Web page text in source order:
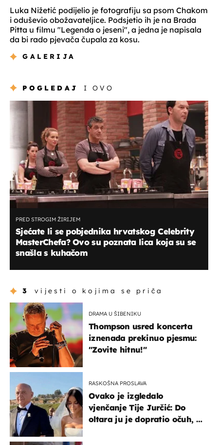
Luka Nižetić podijelio je fotografiju sa psom Chakom
i oduševio obožavateljice. Podsjetio ih je na Brada
Pitta u filmu "Legenda o jeseni", a jedna je napisala
da bi rado pjevača čupala za kosu.
GALERIJA
POGLEDAJ I OVO
PRED STROGIM ŽIRIJEM
Sjećate li se pobjednika hrvatskog Celebrity
MasterChefa? Ovo su poznata lica koja su se
snašla s kuhačom
3 vijesti o kojima se priča
DRAMA U ŠIBENIKU
Thompson usred koncerta
iznenada prekinuo pjesmu:
"Zovite hitnu!"
RASKOŠNA PROSLAVA
Ovako je izgledalo
vjenčanje Tije Jurčić: Do
oltara ju je dopratio očuh, a